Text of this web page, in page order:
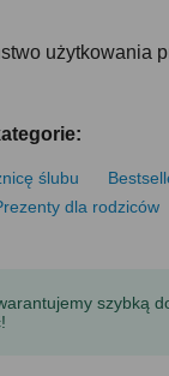
użytkowania
ślubu
dla rodziców
szybką